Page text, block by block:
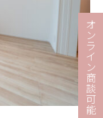
オ
ン
ラ
イ
ン
商
談
可
能